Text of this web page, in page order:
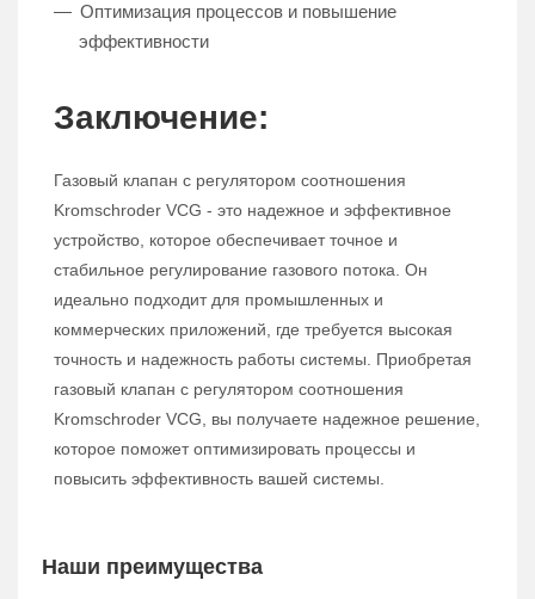
Оптимизация процессов и повышение
эффективности
Заключение:
Газовый клапан с регулятором соотношения
Kromschroder VCG - это надежное и эффективное
устройство, которое обеспечивает точное и
стабильное регулирование газового потока. Он
идеально подходит для промышленных и
коммерческих приложений, где требуется высокая
точность и надежность работы системы. Приобретая
газовый клапан с регулятором соотношения
Kromschroder VCG, вы получаете надежное решение,
которое поможет оптимизировать процессы и
повысить эффективность вашей системы.
Наши преимущества